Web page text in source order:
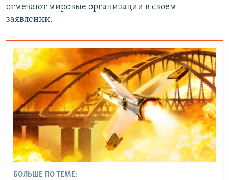
отмечают мировые организации в своем
заявлении.
БОЛЬШЕ ПО ТЕМЕ: